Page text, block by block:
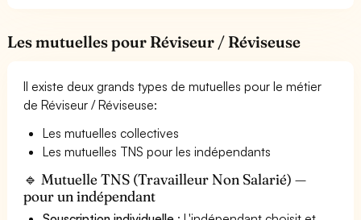
Les mutuelles pour Réviseur / Réviseuse
Il existe deux grands types de mutuelles pour le métier
de Réviseur / Réviseuse:
Les mutuelles collectives
Les mutuelles TNS pour les indépendants
🔹 Mutuelle TNS (Travailleur Non Salarié) —
pour un indépendant